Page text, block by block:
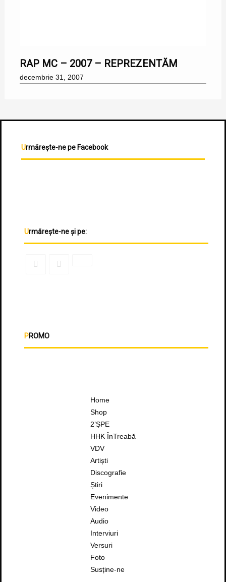
RAP MC – 2007 – REPREZENTĂM
decembrie 31, 2007
Urmărește-ne pe Facebook
Urmărește-ne și pe:
PROMO
Home
Shop
2’ȘPE
HHK ÎnTreabă
VDV
Artiști
Discografie
Știri
Evenimente
Video
Audio
Interviuri
Versuri
Foto
Susține-ne